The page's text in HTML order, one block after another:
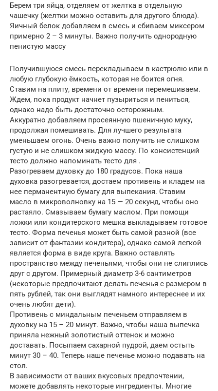
Берем три яйца, отделяем от желтка в отдельную
чашечку (желтки можно оставить для другого блюда).
Яичный белок добавляем в смесь и сбиваем миксером
примерно 2 – 3 минуты. Важно получить однородную
пенистую массу
Получившуюся смесь перекладываем в кастрюлю или в
любую глубокую ёмкость, которая не боится огня.
Ставим на плиту, времени от времени перемешиваем.
Ждем, пока продукт начнет пузыриться и пениться,
однако надо быть достаточно осторожным.
Аккуратно добавляем просеянную пшеничную муку,
продолжая помешивать. Для лучшего результата
уменьшаем огонь. Очень важно получить не слишком
густую и не слишком жидкую массу. По консистенций
тесто должно напоминать тесто для .
Разогреваем духовку до 180 градусов. Пока наша
духовка разогревается, достаем противень и кладем на
нее перманентную бумагу для выпекания. Ставим
масло в микроволновку на 15 — 20 секунд, чтобы оно
растаяло. Смазываем бумагу маслом. При помощи
ложки или кондитерского мешка выкладываем готовое
тесто. Форма печенья может быть самой разной (все
зависит от фантазии кондитера), однако самой легкой
является форма в виде круга. Важно оставлять
пространство между печеньями, чтобы они не слиплись
друг с другом. Примерный диаметр 3-6 сантиметров
(некоторые предпочитают делать печенья с размером в
пять рублей, так они выглядят намного интереснее и их
очень любят дети).
Противень с миндальным печеньем отправляем в
духовку на 15 – 20 минут. Важно, чтобы наша выпечка
приняла нежный золотистый оттенок и можно
доставать. Посыпаем сахарной пудрой, даем остыть
минут 30 – 40. Теперь наше печенье можно подавать на
стол.
В зависимости от ваших вкусовых предпочтении,
можете добавлять некоторые ингредиенты. Многие